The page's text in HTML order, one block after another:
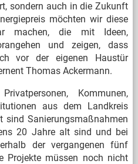
sondern auch in die Zukunft
möchten wir diese
machen, die mit Ideen,
und zeigen, dass
vor der eigenen Haustür
Thomas Ackermann.
Kommunen,
aus dem Landkreis
sind Sanierungsmaßnahmen
20 Jahre alt sind und bei
der vergangenen fünf
Projekte müssen noch nicht